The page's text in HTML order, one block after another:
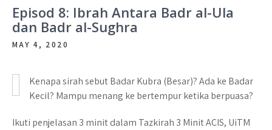
b
o
o
k
tt
er
at
sA
ar
e
Episod 8: Ibrah Antara Badr al-Ula
dan Badr al-Sughra
MAY 4, 2020
Kenapa sirah sebut Badar Kubra (Besar)? Ada ke Badar
Kecil? Mampu menang ke bertempur ketika berpuasa?
Ikuti penjelasan 3 minit dalam Tazkirah 3 Minit ACIS, UiTM